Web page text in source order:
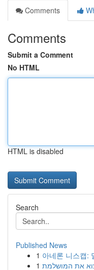
Comments
Comments
Submit a Comment
No HTML
HTML is disabled
Search
Published News
1 아네론 니스캡:
1 את המושלמת